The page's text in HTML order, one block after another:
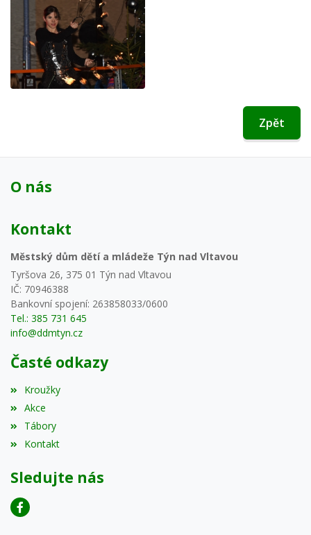
Zpět
O nás
Kontakt
Městský dům dětí a mládeže Týn nad Vltavou
Tyršova 26, 375 01 Týn nad Vltavou
IČ: 70946388
Bankovní spojení: 263858033/0600
Tel.: 385 731 645
info@ddmtyn.cz
Časté odkazy
Kroužky
Akce
Tábory
Kontakt
Sledujte nás